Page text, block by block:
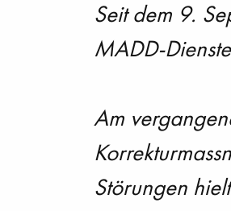
Seit dem 9.
MADD-
Am
Störungen